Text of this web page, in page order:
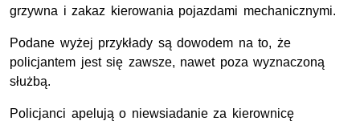
grzywna i zakaz kierowania pojazdami mechanicznymi.
Podane wyżej przykłady są dowodem na to, że
policjantem jest się zawsze, nawet poza wyznaczoną
służbą.
Policjanci apelują o niewsiadanie za kierownicę